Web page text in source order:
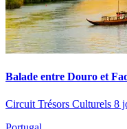
Balade entre Douro et
Circuit Trésors Culturels 8